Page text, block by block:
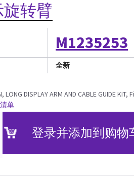
转臂
M1235253
全新
LONG DISPLAY ARM AND CABLE GUIDE
单
登录并添加到购物